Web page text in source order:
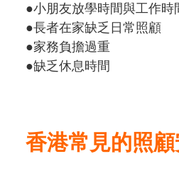
●小朋友放學時間與工作時
●長者在家缺乏日常照顧
●家務負擔過重
●缺乏休息時間
香港常見的照